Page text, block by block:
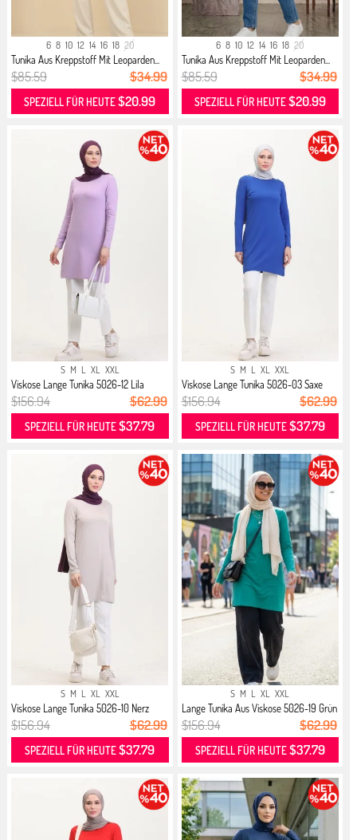
6 8 10 12 14 16 18 20
Tunika Aus Kreppstoff Mit Leoparden...
$85.59 $34.99
SPEZIELL FÜR HEUTE$20.99
6 8 10 12 14 16 18 20
Tunika Aus Kreppstoff Mit Leoparden...
$85.59 $34.99
SPEZIELL FÜR HEUTE$20.99
S M L XL XXL
Viskose Lange Tunika 5026-12 Lila
$156.94 $62.99
SPEZIELL FÜR HEUTE$37.79
S M L XL XXL
Viskose Lange Tunika 5026-03 Saxe
$156.94 $62.99
SPEZIELL FÜR HEUTE$37.79
S M L XL XXL
Viskose Lange Tunika 5026-10 Nerz
$156.94 $62.99
SPEZIELL FÜR HEUTE$37.79
S M L XL XXL
Lange Tunika Aus Viskose 5026-19 Grün
$156.94 $62.99
SPEZIELL FÜR HEUTE$37.79